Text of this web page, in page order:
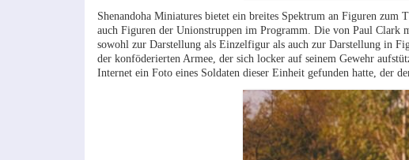
Shenandoha Miniatures bietet ein breites Spektrum an Figuren
auch Figuren der Unionstruppen im Programm. Die von Paul Clark
sowohl zur Darstellung als Einzelfigur als auch zur Darstellung in
der konföderierten Armee, der sich locker auf seinem Gewehr
Internet ein Foto eines Soldaten dieser Einheit gefunden hatte, der